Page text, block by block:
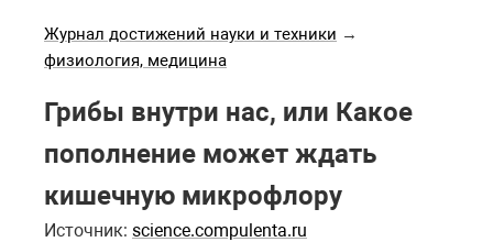
Журнал достижений науки и техники →
физиология, медицина
Грибы внутри нас, или Какое
пополнение может ждать
кишечную микрофлору
Источник: science.compulenta.ru